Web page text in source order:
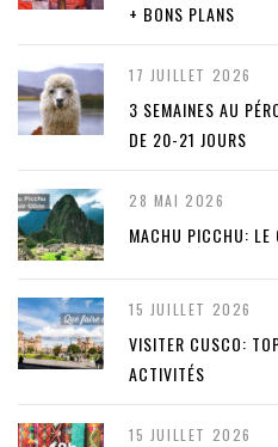
+ BONS PLANS
17 JUILLET 2026
3 SEMAINES AU
DE 20-21 JOURS
28 MAI 2026
MACHU PICCHU:
15 JUILLET 2026
VISITER CUSCO:
ACTIVITÉS
15 JUILLET 2026